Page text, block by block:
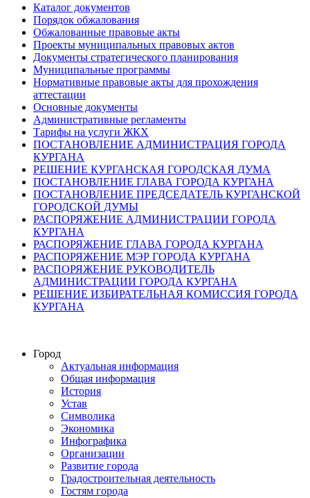
Каталог документов
Порядок обжалования
Обжалованные правовые акты
Проекты муниципальных правовых актов
Документы стратегического планирования
Муниципальные программы
Нормативные правовые акты для прохождения
аттестации
Основные документы
Административные регламенты
Тарифы на услуги ЖКХ
ПОСТАНОВЛЕНИЕ АДМИНИСТРАЦИЯ ГОРОДА
КУРГАНА
РЕШЕНИЕ КУРГАНСКАЯ ГОРОДСКАЯ ДУМА
ПОСТАНОВЛЕНИЕ ГЛАВА ГОРОДА КУРГАНА
ПОСТАНОВЛЕНИЕ ПРЕДСЕДАТЕЛЬ КУРГАНСКОЙ
ГОРОДСКОЙ ДУМЫ
РАСПОРЯЖЕНИЕ АДМИНИСТРАЦИИ ГОРОДА
КУРГАНА
РАСПОРЯЖЕНИЕ ГЛАВА ГОРОДА КУРГАНА
РАСПОРЯЖЕНИЕ МЭР ГОРОДА КУРГАНА
РАСПОРЯЖЕНИЕ РУКОВОДИТЕЛЬ
АДМИНИСТРАЦИИ ГОРОДА КУРГАНА
РЕШЕНИЕ ИЗБИРАТЕЛЬНАЯ КОМИССИЯ ГОРОДА
КУРГАНА
Город
Актуальная информация
Общая информация
История
Устав
Символика
Экономика
Инфографика
Организации
Развитие города
Градостроительная деятельность
Гостям города